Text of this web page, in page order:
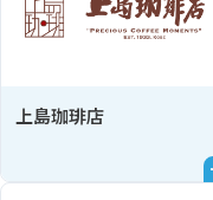
上島珈琲店